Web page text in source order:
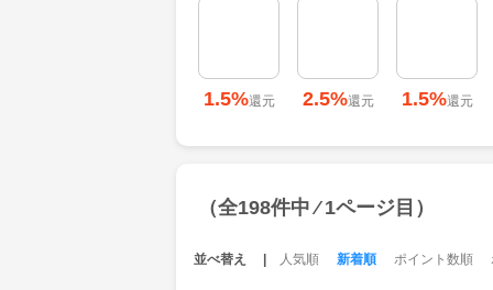
1.5%還元 2.5%還元 1.5%還元
（全198件中 ⁄ 1ページ目）
並べ替え 人気順 新着順 ポイント数順